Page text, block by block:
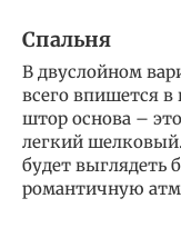
Спальня
В двуслойном
всего впишется в
штор основа –
легкий
будет выглядеть
романтичную